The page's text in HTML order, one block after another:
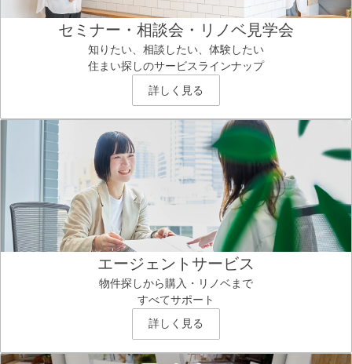
セミナー・相談会・リノベ見学会
知りたい、相談したい、体験したい
住まい探しのサービスラインナップ
詳しく見る
エージェントサービス
物件探しから購入・リノベまで
すべてサポート
詳しく見る